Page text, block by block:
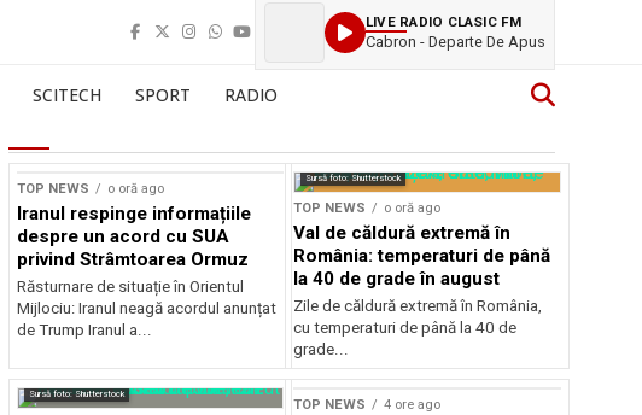
LIVE RADIO CLASIC FM
Cabron - Departe De Apus
SCITECH SPORT RADIO
TOP NEWS o oră ago
Iranul respinge informațiile
despre un acord cu SUA
privind Strâmtoarea Ormuz
Răsturnare de situație în Orientul
Mijlociu: Iranul neagă acordul anunțat
de Trump Iranul a...
Sursă foto: Shutterstock
TOP NEWS o oră ago
Val de căldură extremă în
România: temperaturi de până
la 40 de grade în august
Zile de căldură extremă în România,
cu temperaturi de până la 40 de
grade...
Sursă foto: Shutterstock
TOP NEWS 4 ore ago